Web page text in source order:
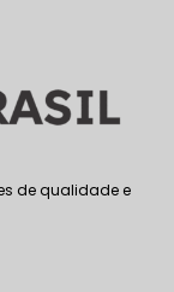
de qualidade e